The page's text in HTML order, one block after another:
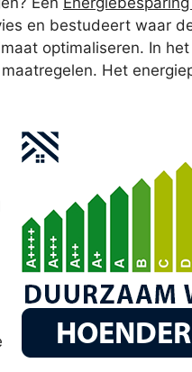
en bestudeert waar
optimaliseren. In
Het